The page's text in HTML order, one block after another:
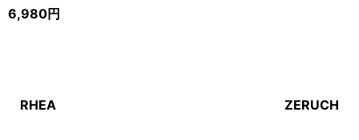
6,980円
RHEA ZERUCH